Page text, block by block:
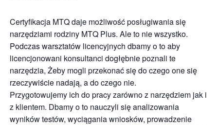
Certyfikacja MTQ daje możliwość posługiwania się
narzędziami rodziny MTQ Plus. Ale to nie wszystko.
Podczas warsztatów licencyjnych dbamy o to aby
licencjonowani konsultanci dogłębnie poznali te
narzędzia, Żeby mogli przekonać się do czego one się
rzeczywiście nadają, a do czego nie.
Przygotowujemy ich do pracy zarówno z narzędziem jak i
z klientem. Dbamy o to nauczyli się analizowania
wyników testów, wyciągania wniosków, prowadzenie